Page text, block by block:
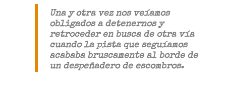
Una y otra vez nos veíamos
obligados a detenernos y
retroceder en busca de otra vía
cuando la pista que seguíamos
acababa bruscamente al borde de
un despeñadero de escombros.